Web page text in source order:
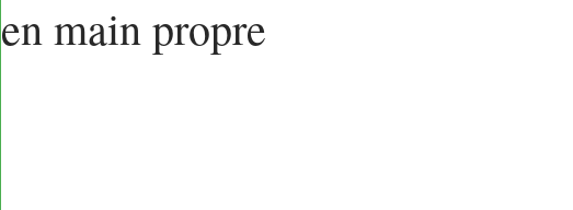
en main propre